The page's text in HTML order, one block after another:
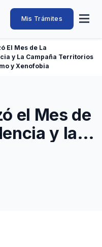
Abrir
Mis Trámites
El Mes de La
y La Campaña Territorios
y Xenofobia
el Mes de
y la
Libres